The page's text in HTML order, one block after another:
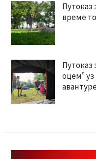
Путоказ
време
Путоказ
оцемˮ